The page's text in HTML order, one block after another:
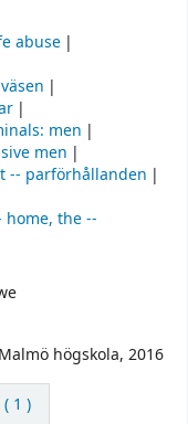
abuse
men
men
-- parförhållanden
home, the --
högskola, 2016
1 )